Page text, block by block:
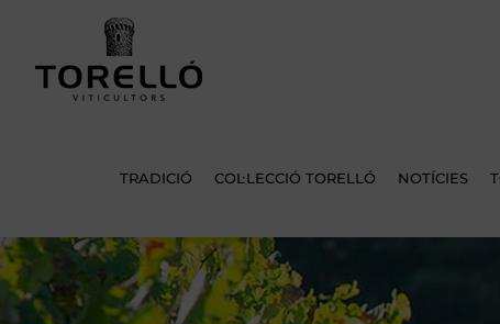
TRADICIÓ COL·LECCIÓ TORELLÓ NOTÍCIES